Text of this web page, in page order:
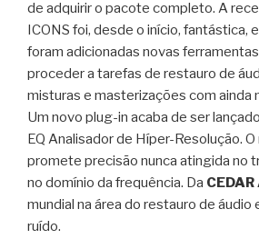
de adquirir o pacote completo. A
ICONS foi, desde o início, fantástica,
foram adicionadas novas
proceder a tarefas de restauro de
misturas e masterizações com ainda
Um novo plug-in acaba de ser
EQ Analisador de Híper-Resolução.
promete precisão nunca atingida no
no domínio da frequência. Da CEDAR
mundial na área do restauro de áudio
ruído.